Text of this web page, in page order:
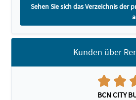
Sehen Sie sich das Verzeichnis
Kunden über
BCN CITY